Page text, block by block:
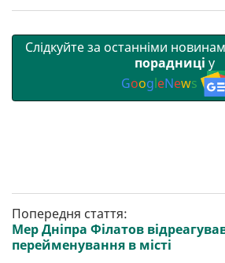
Слідкуйте за останніми
порадниці у
GoogleNews
Попередня стаття:
Мер Дніпра Філатов
перейменування в місті